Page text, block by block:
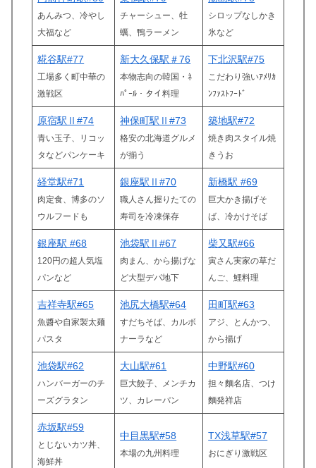
あんみつ、冷やし
大福など
チャーシュー、牡
蠣、鴨ラーメン
シロップなしかき
氷など
糀谷駅#77
工場多く町中華の
激戦区
新大久保駅＃76
本物志向の韓国・ﾈ
ﾊﾟｰﾙ・タイ料理
下北沢駅#75
こだわり強いｱﾒﾘｶ
ﾝﾌｧｽﾄﾌｰﾄﾞ
原宿駅Ⅱ#74
青い玉子、リコッ
タなどパンケーキ
神保町駅Ⅱ#73
格安の北海道グルメ
が揃う
築地駅#72
焼き肉スタイル焼
きうお
経堂駅#71
肉定食、博多のソ
ウルフードも
銀座駅Ⅱ#70
職人さん握りたての
寿司を冷凍保存
新橋駅 #69
巨大かき揚げそ
ば、冷かけそば
銀座駅 #68
120円の超人気塩
パンなど
池袋駅Ⅱ#67
肉まん、から揚げな
ど大型デパ地下
柴又駅#66
寅さん実家の草だ
んご、鯉料理
吉祥寺駅#65
魚醬や自家製太麺
パスタ
池尻大橋駅#64
すだちそば、カルボ
ナーラなど
田町駅#63
アジ、とんかつ、
から揚げ
池袋駅#62
ハンバーガーのチ
ーズグラタン
大山駅#61
巨大餃子、メンチカ
ツ、カレーパン
中野駅#60
担々麵名店、つけ
麵発祥店
赤坂駅#59
とじないカツ丼、
海鮮丼
中目黒駅#58
本場の九州料理
TX浅草駅#57
おにぎり激戦区